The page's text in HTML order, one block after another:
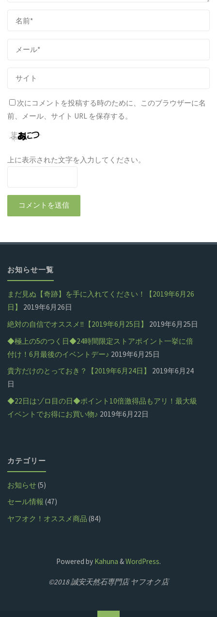
次にコメントを投稿する時のために、このブラウザーに名
前、メール、サイト URL を保存する。
上に表示された文字を入力してください。
お知らせ一覧
まだ見ぬ【奇跡】を手に入れてください！【2019年6月26
日】
2019年6月26日
絶対の自信でオススメ‼【2019年6月25日】
2019年6月25日
◆極上の5のつく日◆24時間限定ストアポイント一挙に倍
付け！6月最後のイベントデー♪ 2019年6月25日
貴方だけのとっておき？【2019年6月24日】
2019年6月24
日
◆22日はゾロ目の日◆ポイント10倍激得品もアリ！最大級
イベントでお得にお買い物♪ 2019年6月22日
カテゴリー
お知らせ(5)
セール情報 (47)
ヤフオク！オススメ商品 (84)
Powered by Kahuna &WordPress.
©2018 誠安天然石専門店 ヤフオク店